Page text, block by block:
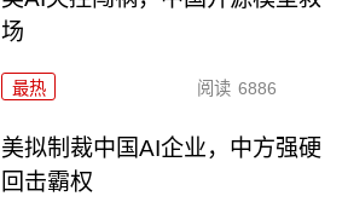
场
最热 阅读 6886
美拟制裁中国AI企业，中方强硬
回击霸权